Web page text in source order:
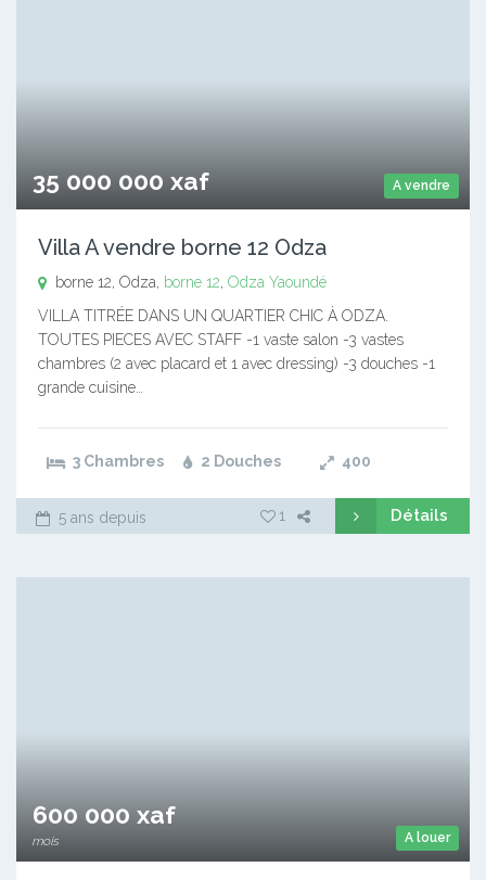
A vendre
35 000 000 xaf
Villa A vendre borne 12 Odza
borne 12, Odza, borne 12 Odza Yaoundé
VILLA TITRÉE DANS UN QUARTIER CHIC À ODZA.
TOUTES PIECES AVEC STAFF -1 vaste salon -3 vastes
chambres (2 avec placard et 1 avec dressing) -3 douches -1
grande cuisine…
3 Chambres 2 Douches 400
5 ans depuis 1 Détails
A louer
600 000 xaf
mois